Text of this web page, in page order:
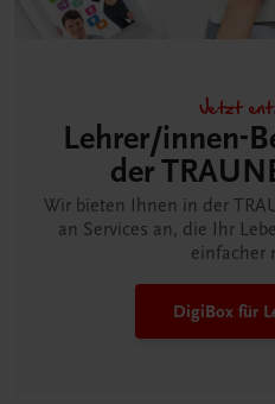
Jetzt
Lehrer/innen-
der
Wir bieten Ihnen in der
an Services an, die Ihr
einfacher
DigiBox für